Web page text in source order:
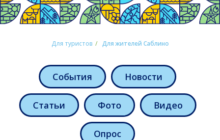
Для туристов / Для жителей Саблино
События Новости
Статьи Фото Видео
Опрос